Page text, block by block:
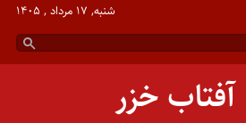
شنبه, ۱۷ مرداد , ۱۴۰۵
آفتاب خزر